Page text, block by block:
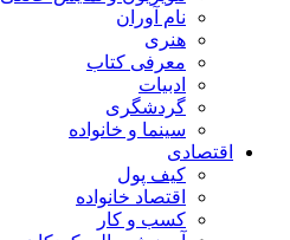
نام آوران
هنری
معرفی کتاب
ادبیات
گردشگری
سینما و خانواده
اقتصادی
کیف پول
اقتصاد خانواده
کسب و کار